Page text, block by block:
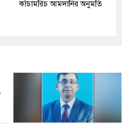
কাঁচামরিচ আমদানির অনুমতি